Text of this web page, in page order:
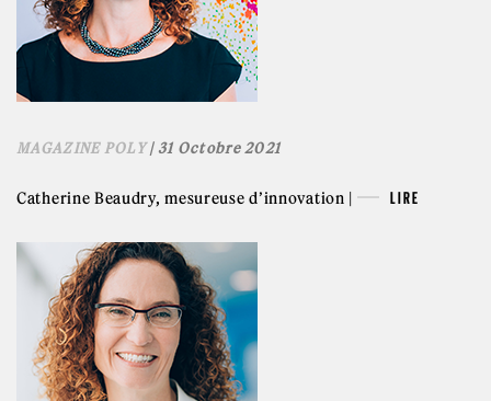
MAGAZINE POLY| 31 Octobre 2021
Catherine Beaudry, mesureuse d’innovation | LIRE